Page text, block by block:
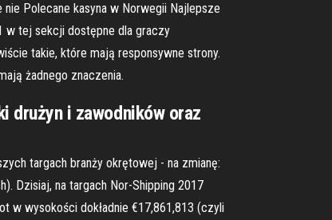
Polecane kasyna w Norwegii Najlepsze
w tej sekcji dostępne dla graczy
takie, które mają responsywne strony.
żadnego znaczenia.
drużyn i zawodników oraz
targach branży okrętowej - na zmianę:
Dzisiaj, na targach Nor-Shipping 2017
w wysokości dokładnie €17,861,813 (czyli